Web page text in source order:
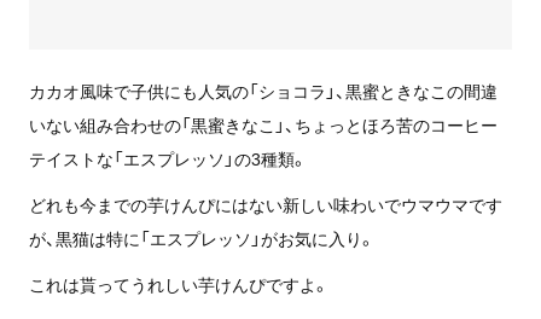
カカオ風味で子供にも人気の「ショコラ」、黒蜜ときなこの間違
いない組み合わせの「黒蜜きなこ」、ちょっとほろ苦のコーヒー
テイストな「エスプレッソ」の3種類。
どれも今までの芋けんぴにはない新しい味わいでウマウマです
が、黒猫は特に「エスプレッソ」がお気に入り。
これは貰ってうれしい芋けんぴですよ。